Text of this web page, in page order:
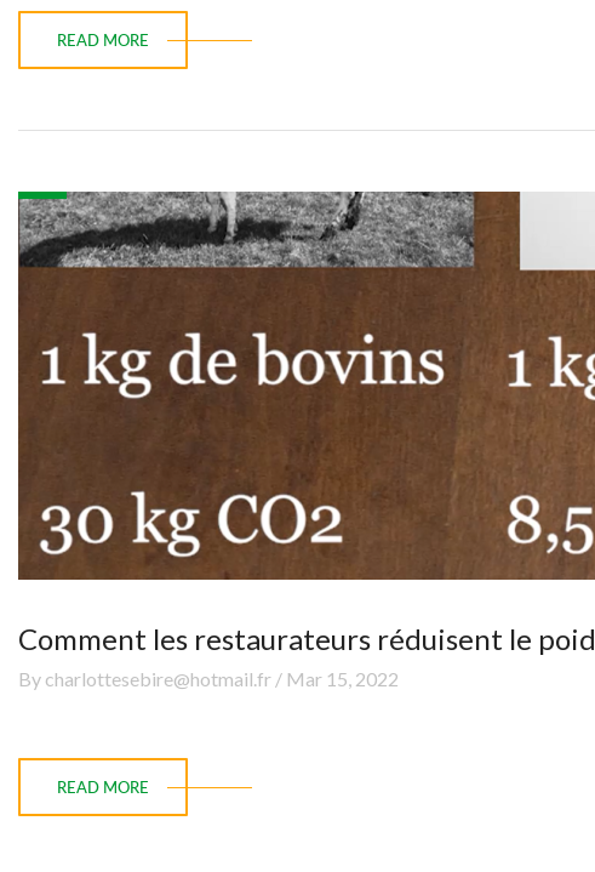
READ MORE
Comment les restaurateurs réduisent le
By charlottesebire@hotmail.fr / Mar 15, 2022
READ MORE